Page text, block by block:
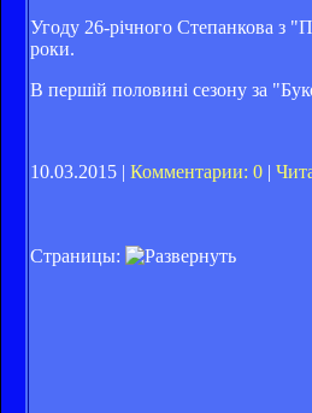
Угоду 26-річного Степанкова з
роки.
В першій половині сезону за
10.03.2015 | Комментарии: 0 |
Страницы: